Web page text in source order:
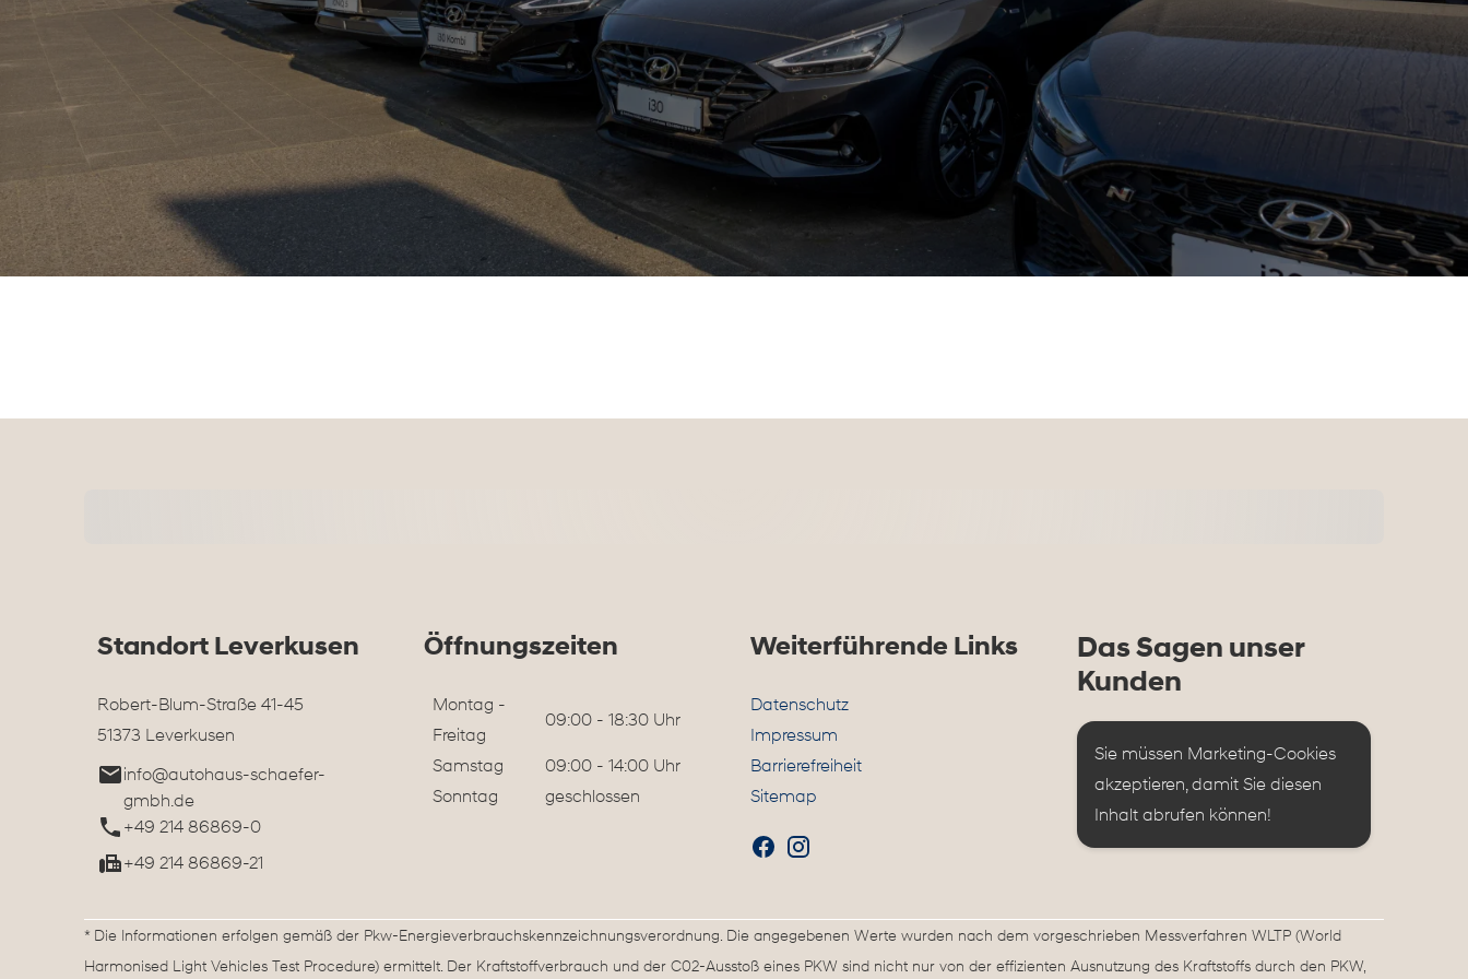
Standort Leverkusen
Robert-Blum-Straße 41-45
51373 Leverkusen
info@autohaus-schaefer-
gmbh.de
+49 214 86869-0
+49 214 86869-21
Öffnungszeiten
Montag -
Freitag
09:00 - 18:30 Uhr
Samstag
09:00 - 14:00 Uhr
Sonntag
geschlossen
Weiterführende Links
Datenschutz
Impressum
Barrierefreiheit
Sitemap
Das Sagen unser
Kunden
Sie müssen Marketing-Cookies
akzeptieren, damit Sie diesen
Inhalt abrufen können!
* Die Informationen erfolgen gemäß der Pkw-Energieverbrauchskennzeichnungsverordnung. Die angegebenen Werte wurden nach dem vorgeschrieben Messverfahren WLTP (World
Harmonised Light Vehicles Test Procedure) ermittelt. Der Kraftstoffverbrauch und der C02-Ausstoß eines PKW sind nicht nur von der effizienten Ausnutzung des Kraftstoffs durch den PKW,